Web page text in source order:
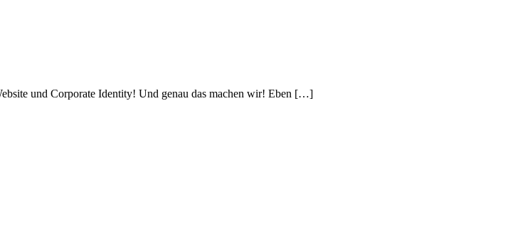
und Corporate Identity! Und genau das machen wir! Eben […]